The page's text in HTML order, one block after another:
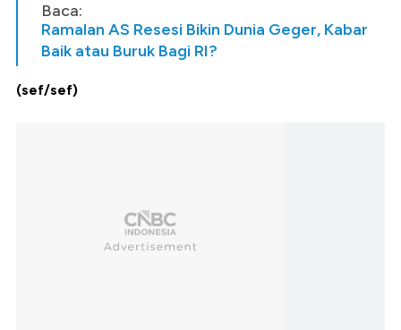
Baca:
Ramalan AS Resesi Bikin Dunia Geger, Kabar
Baik atau Buruk Bagi RI?
(sef/sef)